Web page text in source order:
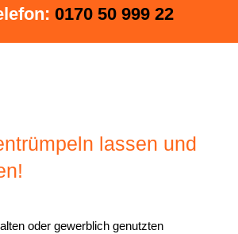
0170 50 999 22
lassen und
oder gewerblich genutzten